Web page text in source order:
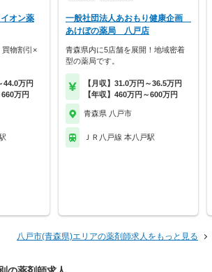
オン薬
買物割引×
44.0万円
万円
一般社団法人あおもり健康企画
あけぼの薬局 八戸店
青森県内に5店舗を展開！地域密着
型の薬局です。
【月収】31.0万円～36.5万円
【年収】460万円～600万円
青森県 八戸市
ＪＲ八戸線 本八戸駅
八戸市(青森県)エリアの薬剤師求人をもっと見る